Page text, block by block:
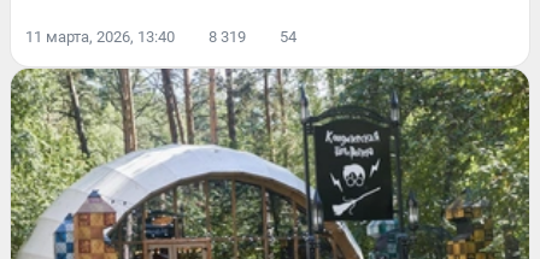
11 марта, 2026, 13:40 8 319 54